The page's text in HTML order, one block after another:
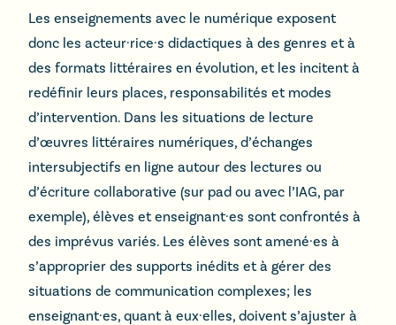
Les enseignements avec le numérique exposent
donc les acteur·rice·s didactiques à des genres et à
des formats littéraires en évolution, et les incitent à
redéfinir leurs places, responsabilités et modes
d’intervention. Dans les situations de lecture
d’œuvres littéraires numériques, d’échanges
intersubjectifs en ligne autour des lectures ou
d’écriture collaborative (sur pad ou avec l’IAG, par
exemple), élèves et enseignant·es sont confrontés à
des imprévus variés. Les élèves sont amené·es à
s’approprier des supports inédits et à gérer des
situations de communication complexes; les
enseignant·es, quant à eux·elles, doivent s’ajuster à